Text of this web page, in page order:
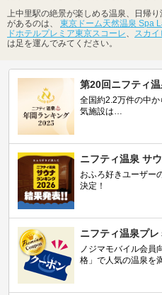
上中里駅の絶景が楽しめる温泉、日帰
があるのは、 東京ドーム天然温泉 Spa
ドホテルプレミア東京スコーレ
スカ
は足を運んでみてください。
第20回ニフティ
全国約2.2万件の中
気施設は…
ニフティ温泉 サ
おふろ好きユーザー
決定！
ニフティ温泉プ
ノジマモバイル会
格」で人気の温泉を